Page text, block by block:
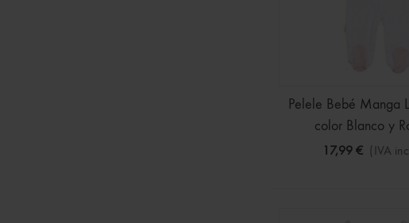
Pelele Bebé Manga
color Blanco y
17,99 € (IVA